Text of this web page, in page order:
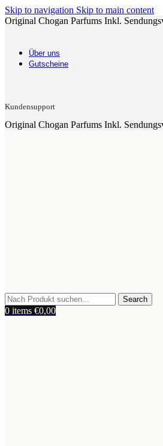
Skip to navigation Skip to main content
Original Chogan Parfums Inkl.
Über uns
Gutscheine
Kundensupport
Original Chogan Parfums Inkl.
Search
0 items €0,00